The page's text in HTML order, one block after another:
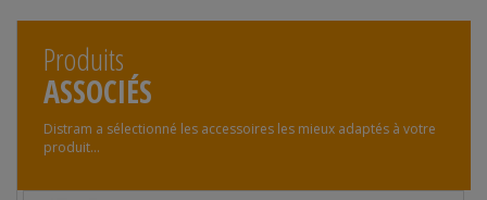
Produits
ASSOCIÉS
Distram a sélectionné les accessoires les mieux adaptés à votre
produit...